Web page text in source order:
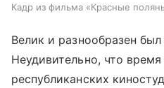
Кадр из фильма «Красные
Велик и разнообразен
Неудивительно, что
республиканских